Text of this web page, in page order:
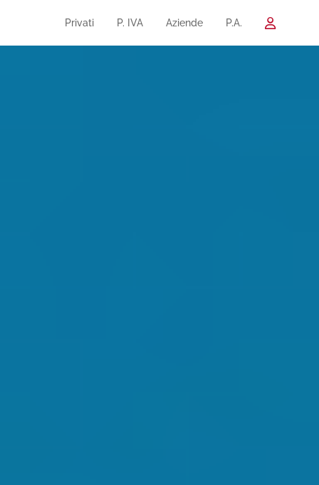
Privati P. IVA Aziende P.A.